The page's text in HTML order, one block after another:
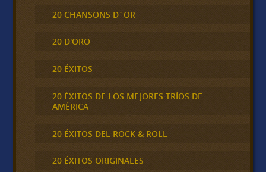
20 CHANSONS D´OR
20 D'ORO
20 ÉXITOS
20 ÉXITOS DE LOS MEJORES TRÍOS DE
AMÉRICA
20 ÉXITOS DEL ROCK & ROLL
20 ÉXITOS ORIGINALES